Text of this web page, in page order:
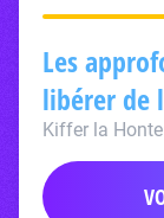
Les
libérer de
Kiffer la